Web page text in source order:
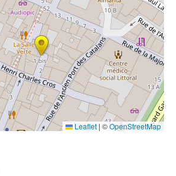
Leaflet | ©OpenStreetMap